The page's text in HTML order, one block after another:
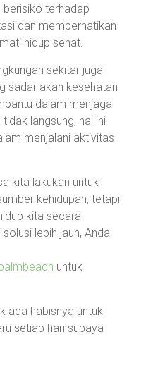
berisiko terhadap
dan memperhatikan
hidup sehat.
sekitar juga
sadar akan kesehatan
dalam menjaga
langsung, hal ini
menjalani aktivitas
kita lakukan untuk
kehidupan, tetapi
kita secara
lebih jauh, Anda
untuk
ada habisnya untuk
setiap hari supaya